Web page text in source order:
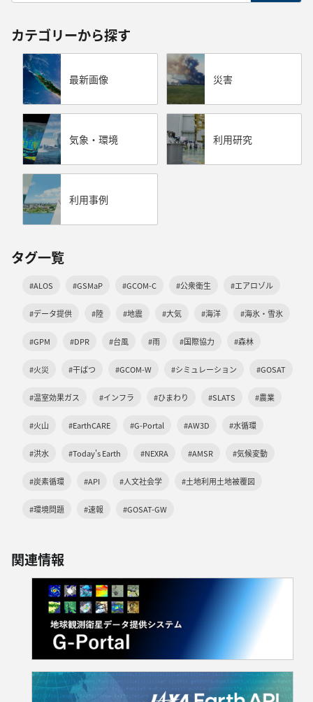
カテゴリーから探す
最新画像 災害
気象・環境 利用研究
利用事例
タグ一覧
#ALOS #GSMaP #GCOM-C #公衆衛生 #エアロゾル
#データ提供 #陸 #地震 #大気 #海洋 #海氷・雪氷
#GPM #DPR #台風 #雨 #国際協力 #森林
#火災 #干ばつ #GCOM-W #シミュレーション #GOSAT
#温室効果ガス #インフラ #ひまわり #SLATS #農業
#火山 #EarthCARE #G-Portal #AW3D #水循環
#洪水 #Today's Earth #NEXRA #AMSR #気候変動
#炭素循環 #API #人文社会学 #土地利用土地被覆図
#環境問題 #速報 #GOSAT-GW
関連情報